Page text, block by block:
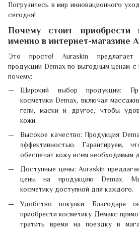
Погрузитесь в мир инновационного
сегодня!
Почему стоит приобрести
именно в интернет-магазине
Это просто! Auraskin предлагает
продукции Demax по выгодным ценам с
почему:
Широкий выбор продукции:
косметики Demax, включая
гели, маски и другое, чтобы
кожи.
Высокое качество: Продукция
эффективностью. Гарантируем,
обеспечат кожу всем необходимым
Доступные цены: Auraskin
цены на продукцию Demax.
косметику доступной для каждого.
Удобство покупки: Благодаря
приобрести косметику Демакс
тратить время на поездку в